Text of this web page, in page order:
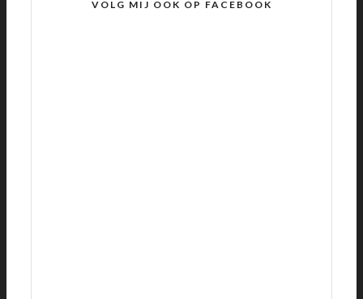
VOLG MIJ OOK OP FACEBOOK